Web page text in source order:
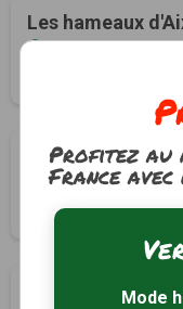
Les hameaux
Les hameaux
Aix-en-Othe, Aube
3h00 12 km
Les hameaux
Profitez au
France
Mode